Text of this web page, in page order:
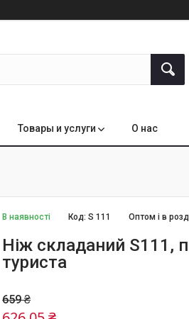
Товары и услуги О нас
В наявності Оптом і в
Код:S 111
Ніж складаний S111,
туриста
659 ₴